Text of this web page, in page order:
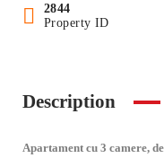
2844
Property ID
Description
Apartament cu 3 camere,